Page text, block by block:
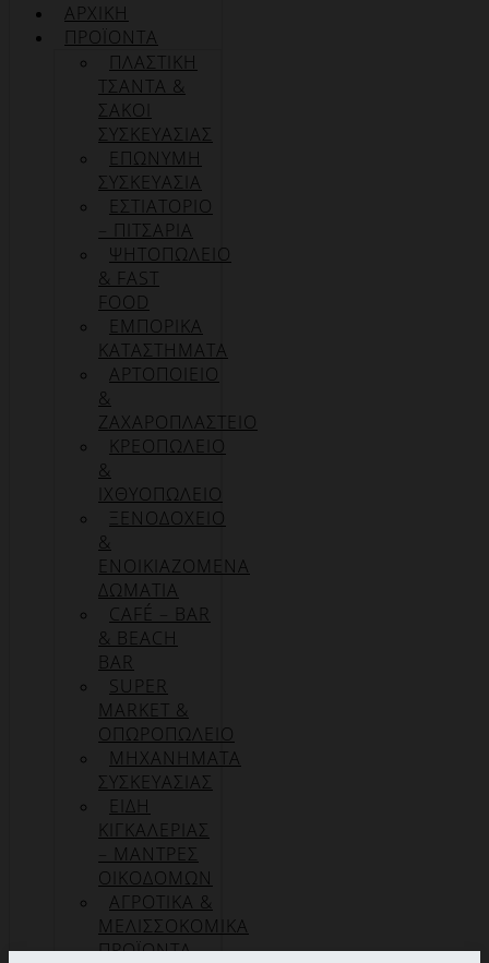
ΑΡΧΙΚΉ
ΠΡΟΪΌΝΤΑ
ΠΛΑΣΤΙΚΗ
ΤΣΑΝΤΑ &
ΣΑΚΟΙ
ΣΥΣΚΕΥΑΣΙΑΣ
ΕΠΏΝΥΜΗ
ΣΥΣΚΕΥΑΣΊΑ
ΕΣΤΙΑΤΟΡΙΟ
– ΠΙΤΣΑΡΙΑ
ΨΗΤΟΠΩΛΕΙΟ
& FAST
FOOD
ΕΜΠΟΡΙΚΑ
ΚΑΤΑΣΤΗΜΑΤΑ
ΑΡΤΟΠΟΙΕΙΟ
&
ΖΑΧΑΡΟΠΛΑΣΤΕΙΟ
ΚΡΕΟΠΩΛΕΙΟ
&
ΙΧΘΥΟΠΩΛΕΙΟ
ΞΕΝΟΔΟΧΕΙΟ
&
ΕΝΟΙΚΙΑΖΟΜΕΝΑ
ΔΩΜΑΤΙΑ
CAFÉ – BAR
& BEACH
BAR
SUPER
MARKET &
ΟΠΩΡΟΠΩΛΕΙΟ
ΜΗΧΑΝΗΜΑΤΑ
ΣΥΣΚΕΥΑΣΙΑΣ
ΕΙΔΗ
ΚΙΓΚΑΛΕΡΙΑΣ
– ΜΑΝΤΡΕΣ
ΟΙΚΟΔΟΜΩΝ
ΑΓΡΟΤΙΚΑ &
ΜΕΛΙΣΣΟΚΟΜΙΚΑ
ΠΡΟΪΟΝΤΑ